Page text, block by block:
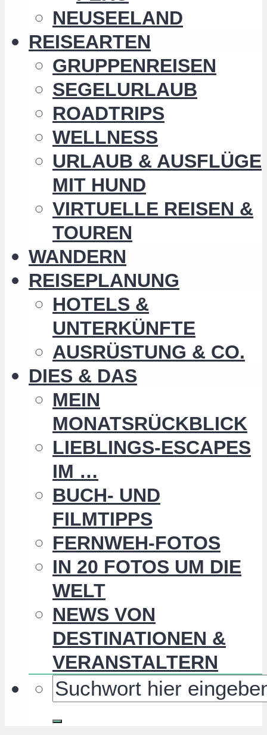
NEUSEELAND
REISEARTEN
GRUPPENREISEN
SEGELURLAUB
ROADTRIPS
WELLNESS
URLAUB & AUSFLÜGE
MIT HUND
VIRTUELLE REISEN &
TOUREN
WANDERN
REISEPLANUNG
HOTELS &
UNTERKÜNFTE
AUSRÜSTUNG & CO.
DIES & DAS
MEIN
MONATSRÜCKBLICK
LIEBLINGS-ESCAPES
IM …
BUCH- UND
FILMTIPPS
FERNWEH-FOTOS
IN 20 FOTOS UM DIE
WELT
NEWS VON
DESTINATIONEN &
VERANSTALTERN